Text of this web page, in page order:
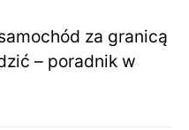
za granicą
– poradnik w